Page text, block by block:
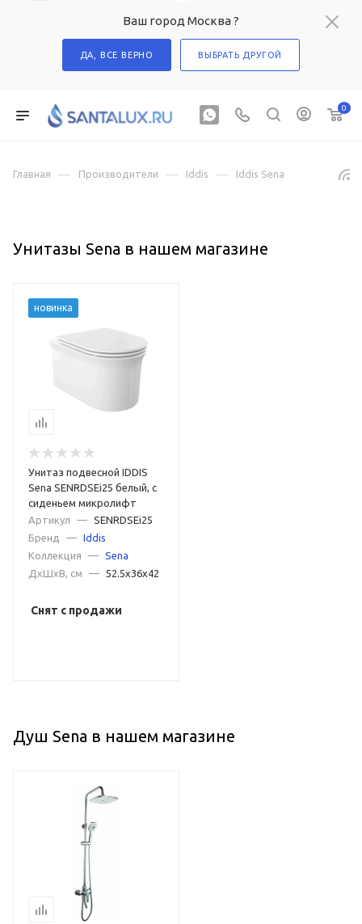
Ваш город Москва ?
ДА, ВСЕ ВЕРНО ВЫБРАТЬ ДРУГОЙ
0
Главная — Производители — Iddis — Iddis Sena
Унитазы Sena в нашем магазине
новинка
Унитаз подвесной IDDIS
Sena SENRDSEi25 белый, с
сиденьем микролифт
Артикул
— SENRDSEi25
Бренд
— Iddis
Коллекция
— Sena
ДxШxВ, см
— 52.5x36x42
Снят с продажи
Душ Sena в нашем магазине